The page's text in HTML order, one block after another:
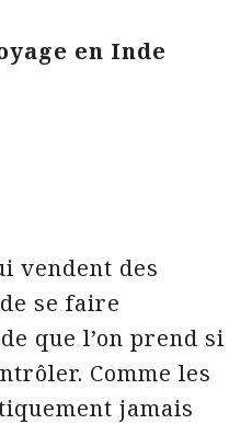
en Inde
vendent des
se faire
que l’on prend si
Comme les
jamais